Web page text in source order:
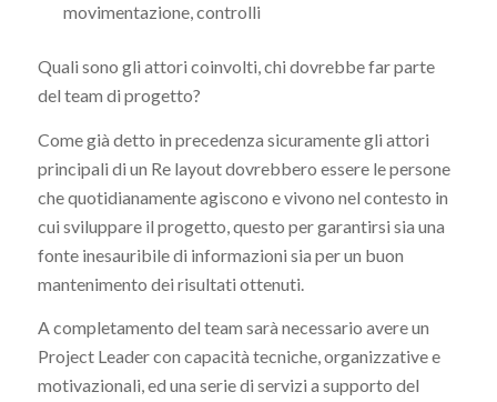
movimentazione, controlli
Quali sono gli attori coinvolti, chi dovrebbe far parte
del team di progetto?
Come già detto in precedenza sicuramente gli attori
principali di un Re layout dovrebbero essere le persone
che quotidianamente agiscono e vivono nel contesto in
cui sviluppare il progetto, questo per garantirsi sia una
fonte inesauribile di informazioni sia per un buon
mantenimento dei risultati ottenuti.
A completamento del team sarà necessario avere un
Project Leader con capacità tecniche, organizzative e
motivazionali, ed una serie di servizi a supporto del